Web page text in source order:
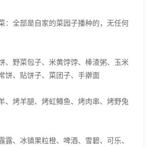
全部是自家的菜园子播种的，无任何
野菜包子、米黄饽饽、棒渣粥、玉米
饼、贴饼子、菜团子、手擀面
烤羊腿、烤虹鳟鱼、烤肉串、烤野兔
、冰镇果粒橙、啤酒、雪碧、可乐、